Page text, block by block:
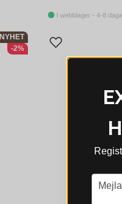
I webblager - 4-8
NYHET
-2%
email